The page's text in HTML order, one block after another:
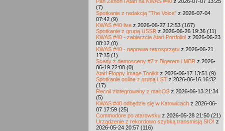
(7)
Spotkanie z redakcją "The Voice" z 2026-07-04
07:42 (9)
KWAS #40 live z 2026-06-27 12:53 (167)
Spotkanie z grupą USSR z 2026-06-26 19:36 (11)
KWAS #40 - zabierzcie Atari Portfolio! z 2026-06-23
08:12 (0)
KWAS #40 - naprawa retrosprzętu z 2026-06-21
17:15 (1)
Sceny z demosceny #7 z Bigerem i MBR z 2026-
06-19 22:08 (0)
Atari Floppy Image Toolkit z 2026-06-17 13:51 (9)
Spotkanie online z grupą LST z 2026-06-16 16:32
(17)
Recoil zintegrowany z macOS z 2026-06-13 21:34
(5)
KWAS #40 odbędzie się w Katowicach z 2026-06-
07 17:59 (25)
Commodore po atarowsku z 2026-05-28 21:50 (21)
Urządzenie z rekordowo szybką transmisją SIO! z
2026-05-24 20:57 (116)